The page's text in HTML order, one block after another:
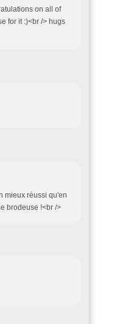
on all of
for it :)<br /> hugs
mieux réussi qu'en
brodeuse !<br />